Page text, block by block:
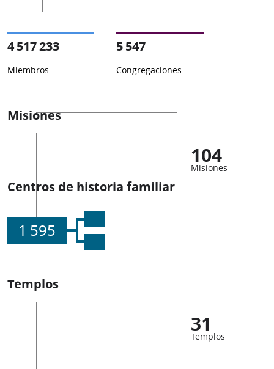
4 517 233
Miembros
5 547
Congregaciones
Misiones
104
Misiones
Centros de historia familiar
1 595
Templos
31
Templos